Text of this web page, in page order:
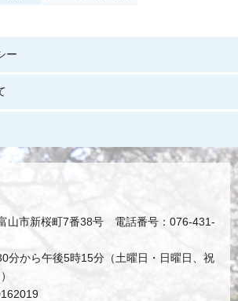
ー
山市新桜町7番38号 電話番号：076-431-
分から午後5時15分（土曜日・日曜日、祝